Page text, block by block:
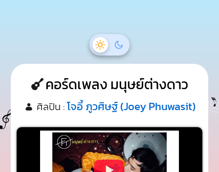
คอร์ดเพลง มนุษย์ต่างดาว
ศิลปิน :โจอี้ ภูวศิษฐ์ (Joey Phuwasit)